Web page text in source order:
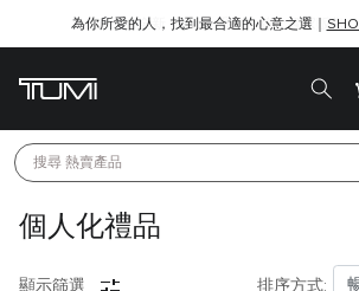
為你所愛的人，找到最合適的心意之選｜
搜尋 熱賣產品
個人化禮品
顯示篩選 排序方式: